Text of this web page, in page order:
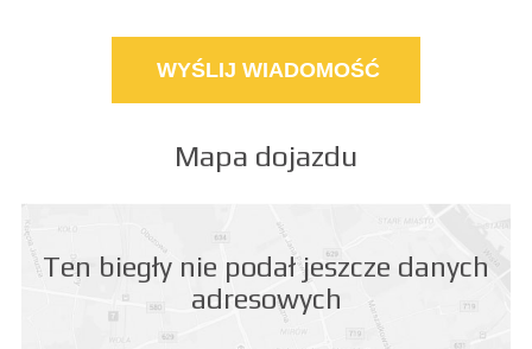
Mapa dojazdu
Ten biegły nie podał jeszcze danych
adresowych